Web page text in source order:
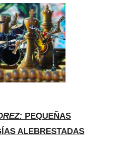
PEQUEÑAS
ALEBRESTADAS